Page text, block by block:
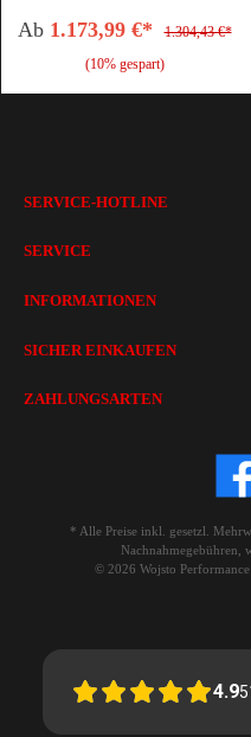
Ab 1.173,99 €*
1.304,43 €*
(10% gespart)
SERVICE-HOTLINE
SERVICE
INFORMATIONEN
SICHER EINKAUFEN
ZAHLUNGSARTEN
* Alle Preise inkl. gesetzl.
Nachnahmegebühren,
© 2026 Wojsto
4.9